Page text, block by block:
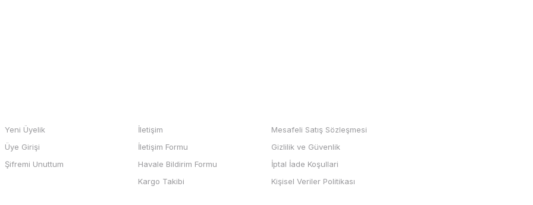
ve odeme kolay , büyük
Yeni Üyelik
Üye Girişi
Şifremi Unuttum
İletişim
İletişim Formu
Havale Bildirim Formu
Kargo Takibi
Mesafeli Satış Sözleşmesi
Gizlilik ve Güvenlik
İptal İade Koşullari
Kişisel Veriler Politikası